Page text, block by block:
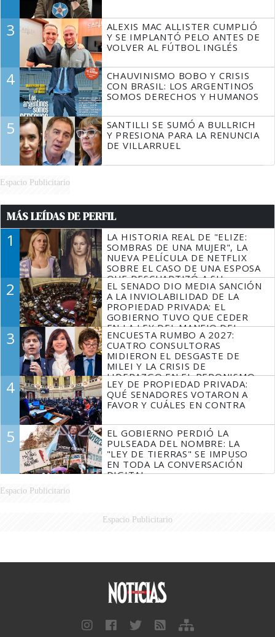
3
ALEXIS MAC ALLISTER CUMPLIÓ
Y SE IMPLANTÓ PELO ANTES DE
VOLVER AL FÚTBOL INGLÉS
4
CHAUVINISMO BOBO Y CRISIS
CON BRASIL: LOS ARGENTINOS
SOMOS DERECHOS Y HUMANOS
5
SANTILLI SE SUMÓ A BULLRICH
Y PRESIONA PARA LA RENUNCIA
DE VILLARRUEL
Espacio Publicitario
MÁS LEÍDAS DE PERFIL
1
LA HISTORIA REAL DE "ELIZE:
SOMBRAS DE UNA MUJER", LA
NUEVA PELÍCULA DE NETFLIX
SOBRE EL CASO DE UNA ESPOSA
QUE DESCUARTIZÓ A SU
MARIDO
2
EL SENADO DIO MEDIA SANCIÓN
A LA INVIOLABILIDAD DE LA
PROPIEDAD PRIVADA: EL
GOBIERNO TUVO QUE CEDER
EN LA LEY DEL MANEJO DEL
FUEGO
3
ENCUESTA RUMBO A 2027:
CUATRO CONSULTORAS
MIDIERON EL DESGASTE DE
MILEI Y LA CRISIS DE
LIDERAZGO EN EL PERONISMO
4
LEY DE PROPIEDAD PRIVADA:
QUÉ SENADORES VOTARON A
FAVOR Y CUÁLES EN CONTRA
5
EL GOBIERNO PERDIÓ LA
PULSEADA DEL NOMBRE: LA
"LEY DE TIERRAS" SE IMPUSO
EN TODA LA CONVERSACIÓN
DIGITAL
Espacio Publicitario
Espacio Publicitario